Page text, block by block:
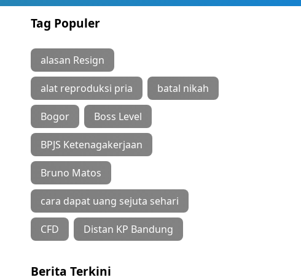
Tag Populer
alasan Resign
alat reproduksi pria batal nikah
Bogor Boss Level
BPJS Ketenagakerjaan
Bruno Matos
cara dapat uang sejuta sehari
CFD Distan KP Bandung
Berita Terkini